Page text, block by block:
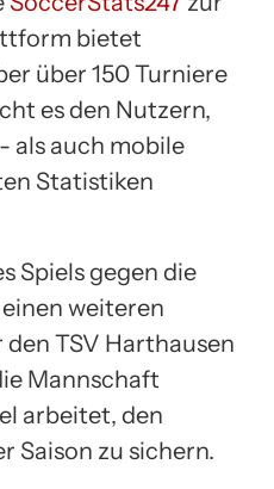
bietet
über 150 Turniere
es den Nutzern,
als auch mobile
Statistiken
Spiels gegen die
weiteren
TSV Harthausen
Mannschaft
arbeitet, den
Saison zu sichern.